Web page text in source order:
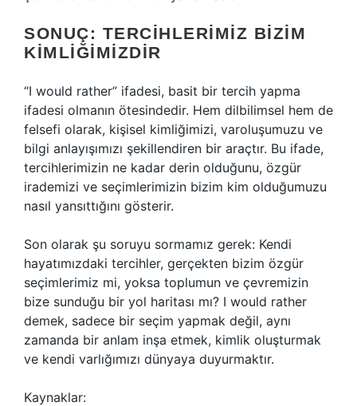
SONUÇ: TERCIHLERIMIZ BIZIM
KIMLIĞIMIZDIR
“I would rather” ifadesi, basit bir tercih yapma
ifadesi olmanın ötesindedir. Hem dilbilimsel hem de
felsefi olarak, kişisel kimliğimizi, varoluşumuzu ve
bilgi anlayışımızı şekillendiren bir araçtır. Bu ifade,
tercihlerimizin ne kadar derin olduğunu, özgür
irademizi ve seçimlerimizin bizim kim olduğumuzu
nasıl yansıttığını gösterir.
Son olarak şu soruyu sormamız gerek: Kendi
hayatımızdaki tercihler, gerçekten bizim özgür
seçimlerimiz mi, yoksa toplumun ve çevremizin
bize sunduğu bir yol haritası mı? I would rather
demek, sadece bir seçim yapmak değil, aynı
zamanda bir anlam inşa etmek, kimlik oluşturmak
ve kendi varlığımızı dünyaya duyurmaktır.
Kaynaklar: